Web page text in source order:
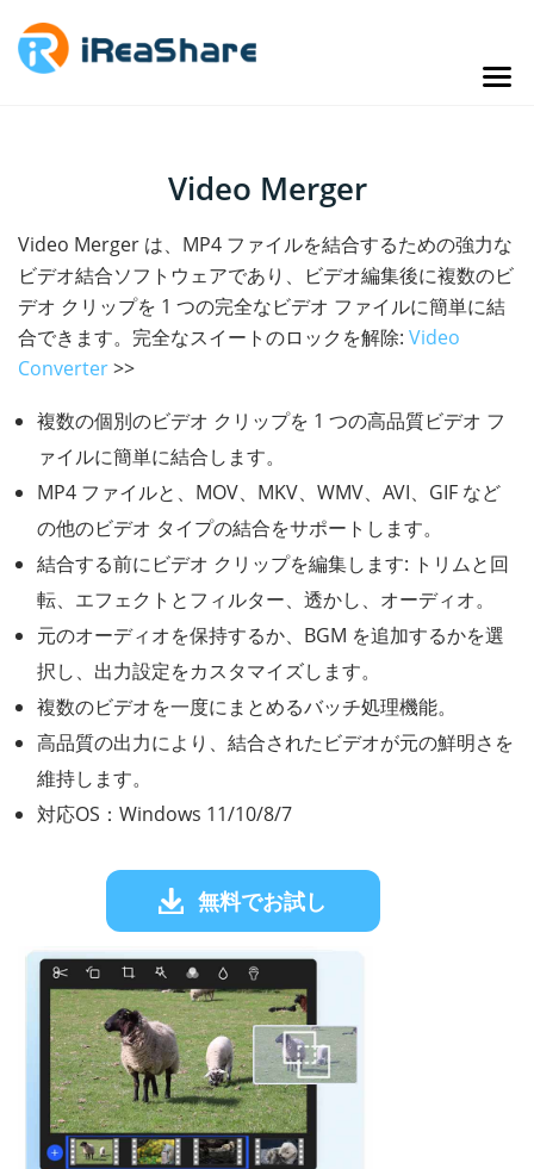
Video Merger
Video Merger は、MP4 ファイルを結合するための強力な
ビデオ結合ソフトウェアであり、ビデオ編集後に複数のビ
デオ クリップを 1 つの完全なビデオ ファイルに簡単に結
合できます。完全なスイートのロックを解除: Video
Converter>>
複数の個別のビデオ クリップを 1 つの高品質ビデオ フ
ァイルに簡単に結合します。
MP4 ファイルと、MOV、MKV、WMV、AVI、GIF など
の他のビデオ タイプの結合をサポートします。
結合する前にビデオ クリップを編集します: トリムと回
転、エフェクトとフィルター、透かし、オーディオ。
元のオーディオを保持するか、BGM を追加するかを選
択し、出力設定をカスタマイズします。
複数のビデオを一度にまとめるバッチ処理機能。
高品質の出力により、結合されたビデオが元の鮮明さを
維持します。
対応OS：Windows 11/10/8/7
無料でお試し